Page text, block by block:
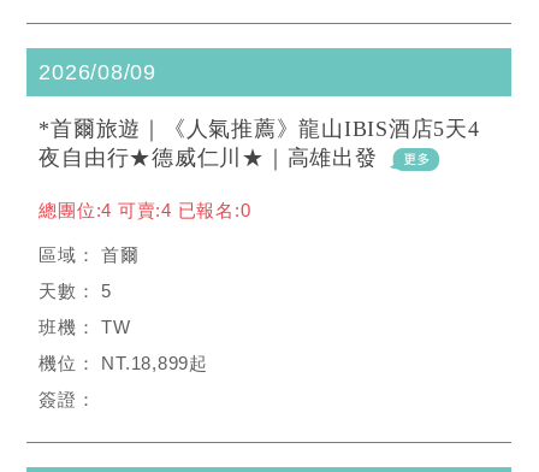
2026/08/09
*首爾旅遊｜《人氣推薦》龍山IBIS酒店5天4
夜自由行★德威仁川★｜高雄出發
總團位:4 可賣:4 已報名:0
首爾
5
TW
NT.18,899起